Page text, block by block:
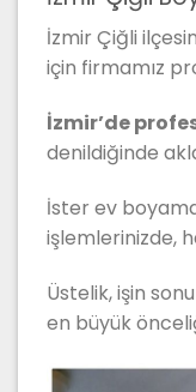
İzmir Çiğli
için firmamız
İzmir’de
denildiğinde
İster ev
işlemlerinizde,
Üstelik, işin
en büyük